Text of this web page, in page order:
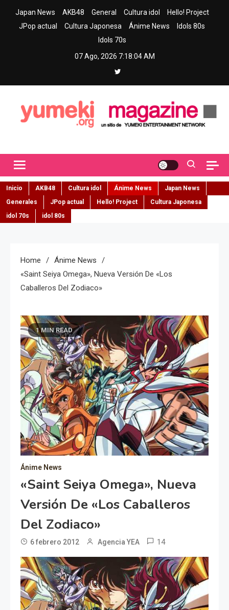
Japan News AKB48 General Cultura idol
Hello! Project
JPop actual
Cultura Japonesa Ánime News
Idols 80s
Idols 70s
07 Ago, 2026 7:18:06 AM
Inicio AKB48 Cultura idol Ánime News
Japan News
Generales
JPop actual Hello! Project
Cultura Japonesa
idol 70s
idol 80s
Home
Ánime News
«Saint Seiya Omega», Nueva Versión De «Los
Caballeros Del Zodiaco»
1 MIN READ
Ánime News
«Saint Seiya Omega», Nueva
Versión De «Los Caballeros
Del Zodiaco»
6 febrero 2012 Agencia YEA 14